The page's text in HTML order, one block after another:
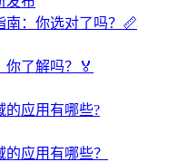
南：你选对了吗？📏
了解吗？🏅
的应用有哪些?
应用有哪些？